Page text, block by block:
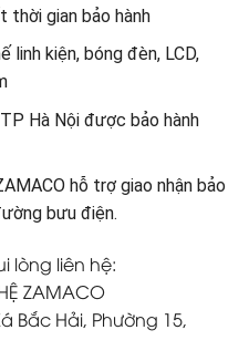
thời gian bảo hành
kiện, bóng đèn, LCD,
Hà Nội được bảo hành
hỗ trợ giao nhận bảo
bưu điện.
lòng liên hệ:
ZAMACO
Bắc Hải, Phường 15,